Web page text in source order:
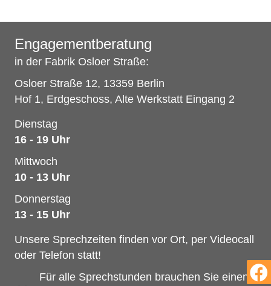
Engagementberatung
in der Fabrik Osloer Straße:
Osloer Straße 12, 13359 Berlin
Hof 1, Erdgeschoss, Alte Werkstatt Eingang 2
Dienstag
16 - 19 Uhr
Mittwoch
10 - 13 Uhr
Donnerstag
13 - 15 Uhr
Unsere Sprechzeiten finden vor Ort, per Videocall
oder Telefon statt!
Für alle Sprechstunden brauchen Sie einen